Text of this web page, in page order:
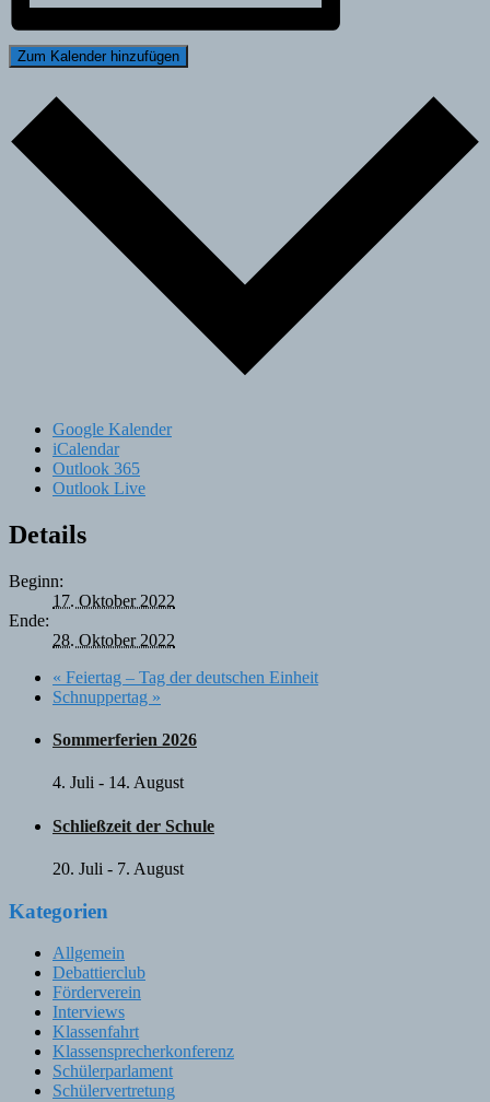
Zum Kalender hinzufügen
Google Kalender
iCalendar
Outlook 365
Outlook Live
Details
Beginn:
17. Oktober 2022
Ende:
28. Oktober 2022
« Feiertag – Tag der deutschen Einheit
Schnuppertag »
Sommerferien 2026
4. Juli - 14. August
Schließzeit der Schule
20. Juli - 7. August
Kategorien
Allgemein
Debattierclub
Förderverein
Interviews
Klassenfahrt
Klassensprecherkonferenz
Schülerparlament
Schülervertretung